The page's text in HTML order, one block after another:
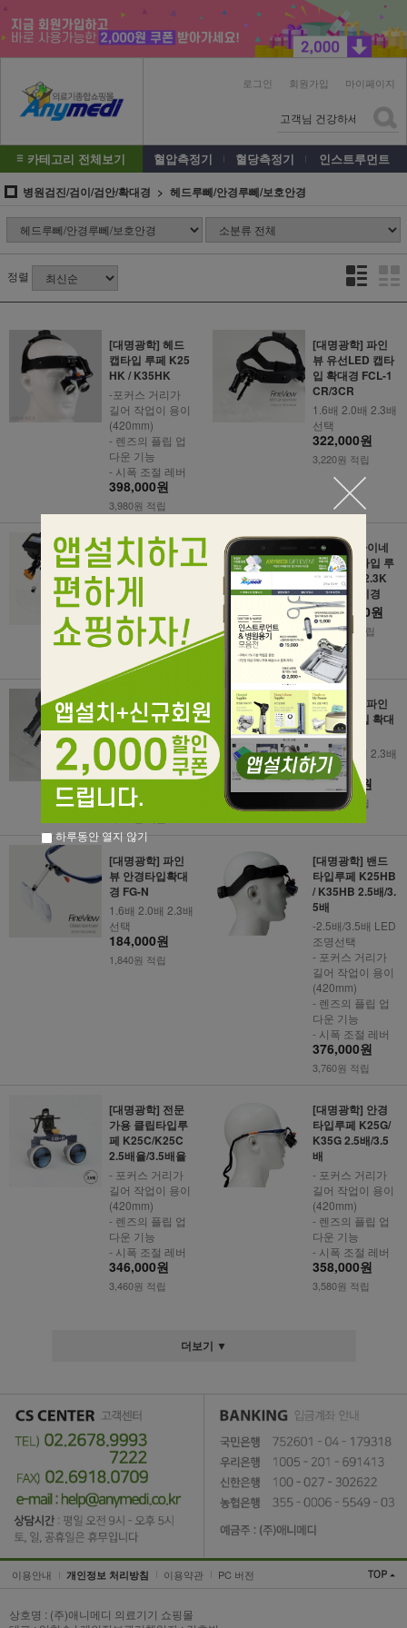
로그인 회원가입 마이페이지
카테고리 전체보기 혈압측정기 혈당측정기 인스트루먼트
병원검진/검이/검안/확대경 헤드루뻬/안경루뻬/보호안경
정렬
[대명광학] 헤드
캡타입 루페 K25
HK / K35HK
-포커스 거리가
길어 작업이 용이
(420mm)
- 렌즈의 플립 업
다운 기능
- 시폭 조절 레버
398,000원
3,980원 적립
[대명광학] 파인
뷰 유선LED 캡타
입 확대경 FCL-1
CR/3CR
1.6배 2.0배 2.3배
선택
322,000원
3,220원 적립
[대명광학] 파인
뷰 무선 LED 밴드
타입확대경 FBL-
5CR
1.6배 2.0배 2.3배
선택
508,000원
5,080원 적립
[HEINE] 하이네
헤드밴드 타입 루
뻬 2.3배 C2.3K
의료용 현미경
1,070,000원
10,700원 적립
[대명광학] 파인
뷰 유선 LED 밴드
타입 확대경 FBL-
1CR/3CR
1.6배 2.0배 2.3배
선택
298,000원
[대명광학] 파인
뷰 밴드타입 확대
경 FB-N
1.6배 2.0배 2.3배
선택
192,000원
1,920원 적립
[대명광학] 파인
뷰 안경타입확대
경 FG-N
1.6배 2.0배 2.3배
선택
184,000원
1,840원 적립
[대명광학] 밴드
타입루페 K25HB
/ K35HB 2.5배/3.
5배
-2.5배/3.5배 LED
조명선택
- 포커스 거리가
길어 작업이 용이
(420mm)
- 렌즈의 플립 업
다운 기능
- 시폭 조절 레버
376,000원
3,760원 적립
[대명광학] 전문
가용 클립타입루
페 K25C/K25C
2.5배율/3.5배율
- 포커스 거리가
길어 작업이 용이
(420mm)
- 렌즈의 플립 업
다운 기능
- 시폭 조절 레버
346,000원
3,460원 적립
[대명광학] 안경
타입루페 K25G/
K35G 2.5배/3.5
배
- 포커스 거리가
길어 작업이 용이
(420mm)
- 렌즈의 플립 업
다운 기능
- 시폭 조절 레버
358,000원
3,580원 적립
더보기 ▼
이용안내 개인정보 처리방침 이용약관 PC 버전
상호명 : (주)애니메디 의료기기 쇼핑몰
하루동안 열지 않기